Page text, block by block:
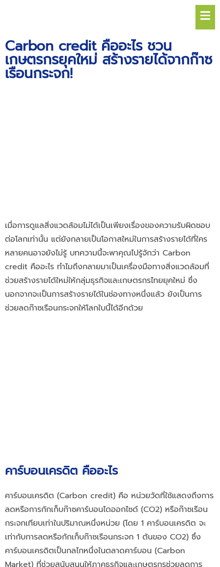
Carbon credit คืออะไร ชวน
เกษตรกรยุคใหม่ สร้างรายได้จากก๊าซ
เรือนกระจก!
เมื่อการดูแลสิ่งแวดล้อมไม่ได้เป็นเพียงเรื่องของความรับผิดชอบ
ต่อโลกเท่านั้น แต่ยังกลายเป็นโอกาสใหม่ในการสร้างรายได้ที่ใคร
หลายคนอาจยังไม่รู้ บทความนี้จะพาคุณไปรู้จักว่า Carbon
credit คืออะไร ทำไมถึงกลายมาเป็นเครื่องมือทางสิ่งแวดล้อมที่
ช่วยสร้างรายได้ใหม่ให้กลุ่มธุรกิจและเกษตรกรไทยยุคใหม่ ซึ่ง
นอกจากจะเป็นการสร้างรายได้ในช่องทางหนึ่งแล้ว ยังเป็นการ
ช่วยลดก๊าซเรือนกระจกให้โลกใบนี้ได้อีกด้วย
คาร์บอนเครดิต คืออะไร
คาร์บอนเครดิต (Carbon credit) คือ หน่วยวัดที่ใช้แสดงถึงการ
ลดหรือการกักเก็บก๊าซคาร์บอนไดออกไซด์ (CO2) หรือก๊าซเรือน
กระจกเทียบเท่าในปริมาณหนึ่งหน่วย (โดย 1 คาร์บอนเครดิต จะ
เท่ากับการลดหรือกักเก็บก๊าซเรือนกระจก 1 ตันของ CO2) ซึ่ง
คาร์บอนเครดิตเป็นกลไกหนึ่งในตลาดคาร์บอน (Carbon
Market) ที่ช่วยสนับสนุนให้ภาคธุรกิจและเกษตรกรช่วยลดการ